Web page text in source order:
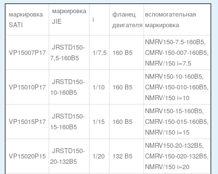
маркировка
SATI
маркировка
JIE
i
фланец
двигателя
вспомогательная
маркировка
VP15007P17
JRSTD150-
7,5-160B5
1/7,5 160 B5
NMRV150-7.5-160B5,
CMRV-150-007-160B5,
NMRV/150 i=7.5
VP15010P17
JRSTD150-
10-160B5
1/10 160 B5
NMRV150-10-160B5,
CMRV-150-010-160B5,
NMRV/150 i=10
VP15015P17
JRSTD150-
15-160B5
1/15 160 B5
NMRV150-15-160B5,
CMRV-150-015-160B5,
NMRV/150 i=15
VP15020P15
JRSTD150-
20-132B5
1/20 132 B5
NMRV150-20-132B5,
CMRV-150-020-132B5,
NMRV/150 i=20